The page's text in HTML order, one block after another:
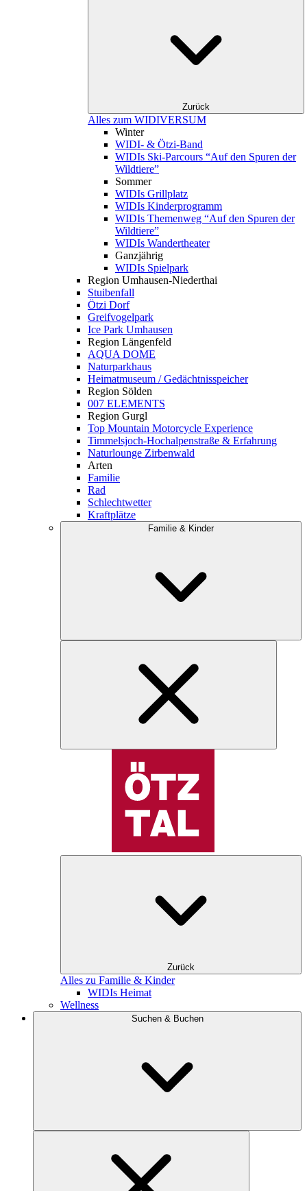
Zurück
Alles zum WIDIVERSUM
Winter
WIDI- & Ötzi-Band
WIDIs Ski-Parcours “Auf den Spuren der
Wildtiere”
Sommer
WIDIs Grillplatz
WIDIs Kinderprogramm
WIDIs Themenweg “Auf den Spuren der
Wildtiere”
WIDIs Wandertheater
Ganzjährig
WIDIs Spielpark
Region Umhausen-Niederthai
Stuibenfall
Ötzi Dorf
Greifvogelpark
Ice Park Umhausen
Region Längenfeld
AQUA DOME
Naturparkhaus
Heimatmuseum / Gedächtnisspeicher
Region Sölden
007 ELEMENTS
Region Gurgl
Top Mountain Motorcycle Experience
Timmelsjoch-Hochalpenstraße & Erfahrung
Naturlounge Zirbenwald
Arten
Familie
Rad
Schlechtwetter
Kraftplätze
Familie & Kinder
Zurück
Alles zu Familie & Kinder
WIDIs Heimat
Wellness
Suchen & Buchen